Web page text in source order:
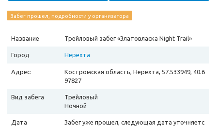
Забег прошел, подробности у организатора
Название Трейловый забег «Златовласка Night Trail»
Город Нерехта
Адрес:
Костромская область, Нерехта, 57.533949, 40.6
97827
Вид забега
Трейловый
Ночной
Дата
Забег уже прошел, следующая дата уточняетс